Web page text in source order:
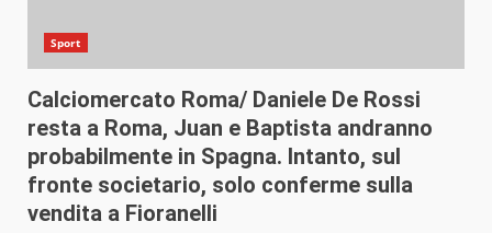
Sport
Calciomercato Roma/ Daniele De Rossi
resta a Roma, Juan e Baptista andranno
probabilmente in Spagna. Intanto, sul
fronte societario, solo conferme sulla
vendita a Fioranelli